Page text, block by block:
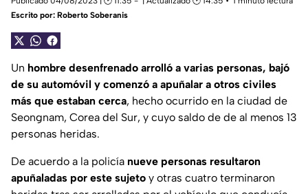
Escrito por: Roberto Soberanis
Un hombre desenfrenado arrolló a varias personas, bajó
de su automóvil y comenzó a apuñalar a otros civiles
más que estaban cerca, hecho ocurrido en la ciudad de
Seongnam, Corea del Sur, y cuyo saldo de de al menos 13
personas heridas.
De acuerdo a la policía nueve personas resultaron
apuñaladas por este sujeto y otras cuatro terminaron